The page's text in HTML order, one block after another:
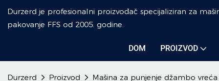
Durzerd je profesionalni proizvođač specijaliziran za
pakovanje FFS od 2005. godine.
DOM PROIZVOD
Durzerd Proizvod Mašina za punjenje džambo vreća